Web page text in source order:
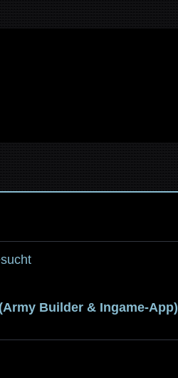
Builder & Ingame-App)